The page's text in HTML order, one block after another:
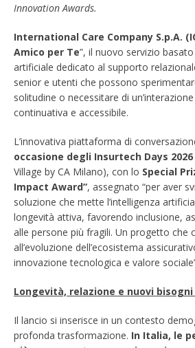
Innovation Awards.
International Care Company S.p.A.
Amico per Te”, il nuovo servizio
artificiale dedicato al supporto
senior e utenti che possono
solitudine o necessitare di
continuativa e accessibile.
L’innovativa piattaforma di
occasione degli Insurtech Days 2026
Village by CA Milano), con lo Special
Impact Award”, assegnato “per aver
soluzione che mette l’intelligenza
longevità attiva, favorendo inclusione,
alle persone più fragili. Un progetto che
all’evoluzione dell’ecosistema
innovazione tecnologica e valore
Longevità, relazione e nuovi
Il lancio si inserisce in un contesto
profonda trasformazione. In Italia, le